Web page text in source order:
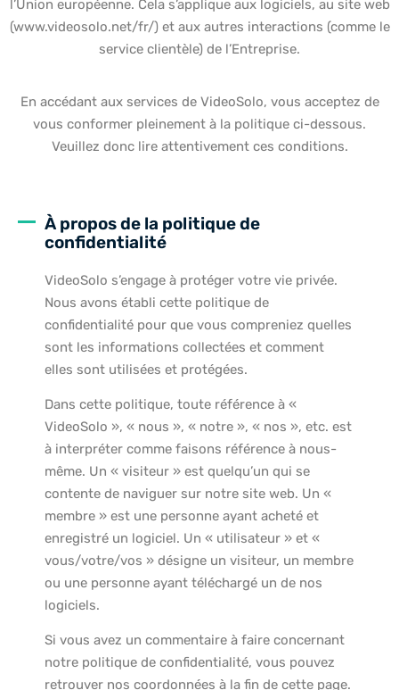
l’Union européenne. Cela s’applique aux logiciels, au site web
(www.videosolo.net/fr/) et aux autres interactions (comme le
service clientèle) de l’Entreprise.
En accédant aux services de VideoSolo, vous acceptez de
vous conformer pleinement à la politique ci-dessous.
Veuillez donc lire attentivement ces conditions.
À propos de la politique de
confidentialité
VideoSolo s’engage à protéger votre vie privée.
Nous avons établi cette politique de
confidentialité pour que vous compreniez quelles
sont les informations collectées et comment
elles sont utilisées et protégées.
Dans cette politique, toute référence à «
VideoSolo », « nous », « notre », « nos », etc. est
à interpréter comme faisons référence à nous-
même. Un « visiteur » est quelqu’un qui se
contente de naviguer sur notre site web. Un «
membre » est une personne ayant acheté et
enregistré un logiciel. Un « utilisateur » et «
vous/votre/vos » désigne un visiteur, un membre
ou une personne ayant téléchargé un de nos
logiciels.
Si vous avez un commentaire à faire concernant
notre politique de confidentialité, vous pouvez
retrouver nos coordonnées à la fin de cette page.